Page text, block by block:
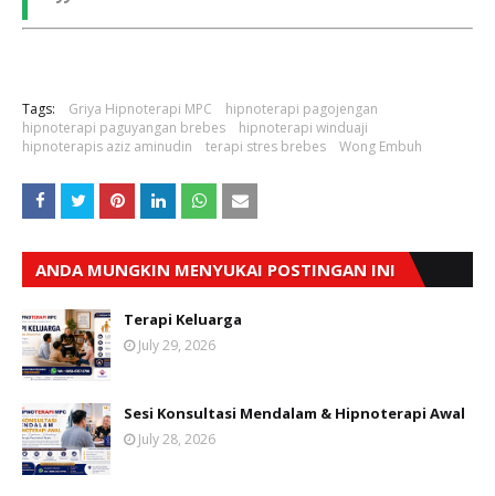
Tags: Griya Hipnoterapi MPC
hipnoterapi pagojengan
hipnoterapi paguyangan brebes
hipnoterapi winduaji
hipnoterapis aziz aminudin
terapi stres brebes Wong Embuh
ANDA MUNGKIN MENYUKAI POSTINGAN INI
Terapi Keluarga
July 29, 2026
Sesi Konsultasi Mendalam & Hipnoterapi Awal
July 28, 2026